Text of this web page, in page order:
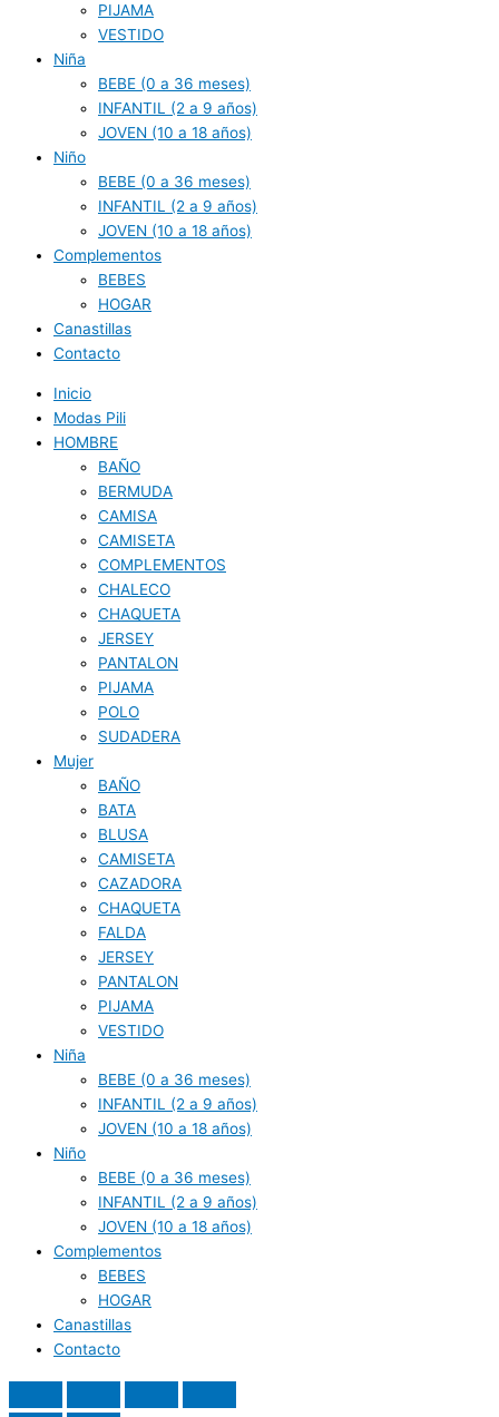
PIJAMA
VESTIDO
Niña
BEBE (0 a 36 meses)
INFANTIL (2 a 9 años)
JOVEN (10 a 18 años)
Niño
BEBE (0 a 36 meses)
INFANTIL (2 a 9 años)
JOVEN (10 a 18 años)
Complementos
BEBES
HOGAR
Canastillas
Contacto
Inicio
Modas Pili
HOMBRE
BAÑO
BERMUDA
CAMISA
CAMISETA
COMPLEMENTOS
CHALECO
CHAQUETA
JERSEY
PANTALON
PIJAMA
POLO
SUDADERA
Mujer
BAÑO
BATA
BLUSA
CAMISETA
CAZADORA
CHAQUETA
FALDA
JERSEY
PANTALON
PIJAMA
VESTIDO
Niña
BEBE (0 a 36 meses)
INFANTIL (2 a 9 años)
JOVEN (10 a 18 años)
Niño
BEBE (0 a 36 meses)
INFANTIL (2 a 9 años)
JOVEN (10 a 18 años)
Complementos
BEBES
HOGAR
Canastillas
Contacto